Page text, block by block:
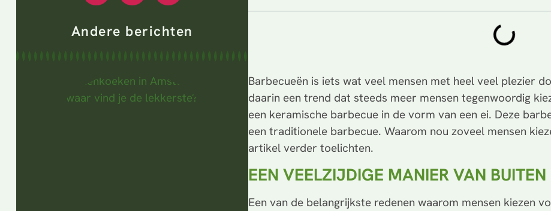
Andere berichten
Barbecueën is iets wat veel mensen met heel veel plezier
daarin een trend dat steeds meer mensen tegenwoordig
een keramische barbecue in de vorm van een ei. Deze
een traditionele barbecue. Waarom nou zoveel mensen
artikel verder toelichten.
EEN VEELZIJDIGE MANIER VAN
Een van de belangrijkste redenen waarom mensen kiezen